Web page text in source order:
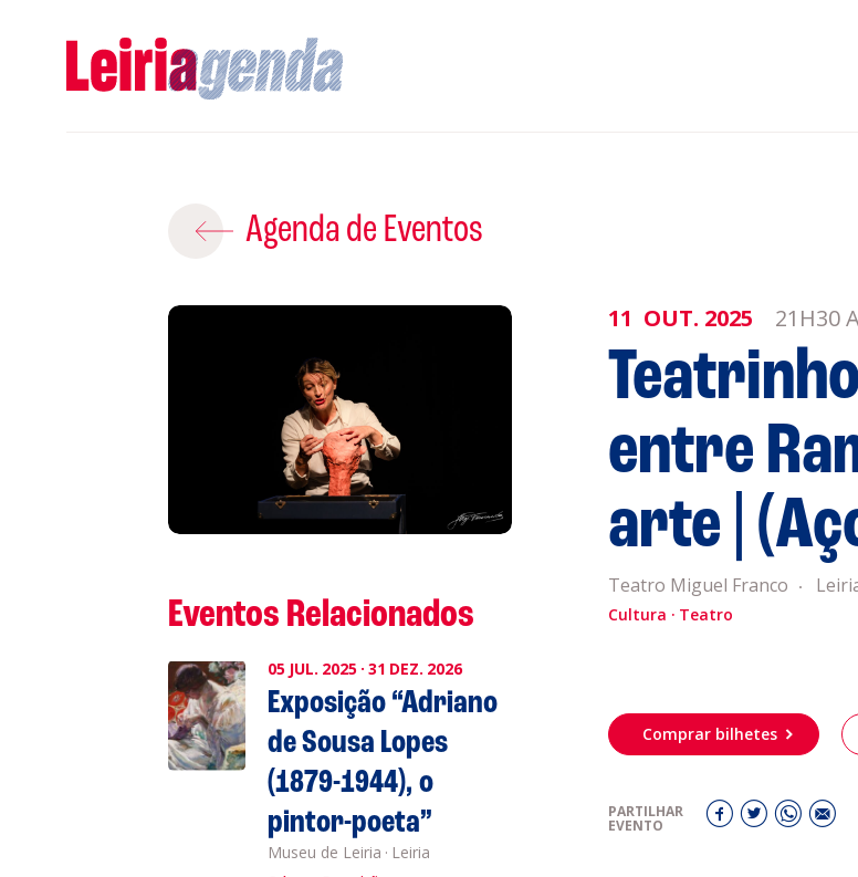
Agenda
Sobre a
Leiriagenda
Promotores
Clubes Desportivos
Agenda de Eventos
11 OUT. 2025 21H30
entre
arte |
Teatro Miguel Franco
Cultura Teatro
Comprar bilhetes
PARTILHAR
EVENTO
Eventos Relacionados
05 JUL. 2025 · 31 DEZ. 2026
Exposição “Adriano
de Sousa Lopes
(1879-1944), o
pintor-poeta”
Museu de Leiria · Leiria
ROTEIROS EXISTENTES